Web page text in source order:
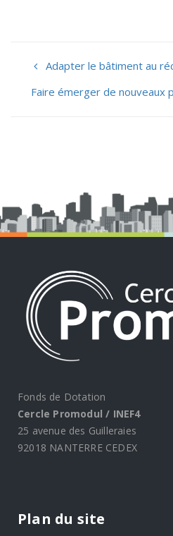
Adapter le bâtiment au
Faire émerger de nouveaux
Fonds de Dotation
Cercle Promodul / INEF4
25 avenue des Guilleraies
92018 NANTERRE CEDEX
Plan du site